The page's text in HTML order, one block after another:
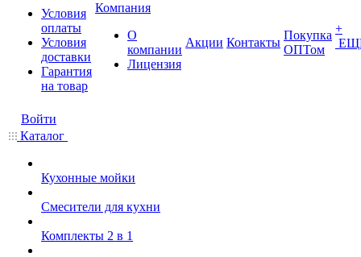
Условия
оплаты
Условия
доставки
Гарантия
на товар
Компания
О
компании
Лицензия
Акции Контакты
Покупка
ОПТом
+
Войти
Каталог
Кухонные мойки
Смесители для кухни
Комплекты 2 в 1